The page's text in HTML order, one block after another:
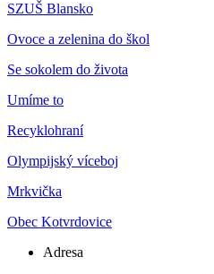
SZUŠ Blansko
Ovoce a zelenina do škol
Se sokolem do života
Umíme to
Recyklohraní
Olympijský víceboj
Mrkvička
Obec Kotvrdovice
Adresa